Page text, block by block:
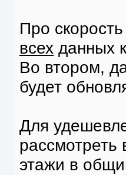
Про
всех данных
Во втором,
будет
Для
рассмотреть
этажи в